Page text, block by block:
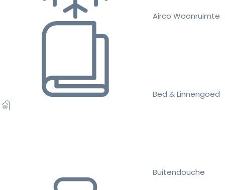
Airco Woonruimte
Bed & Linnengoed
Buitendouche